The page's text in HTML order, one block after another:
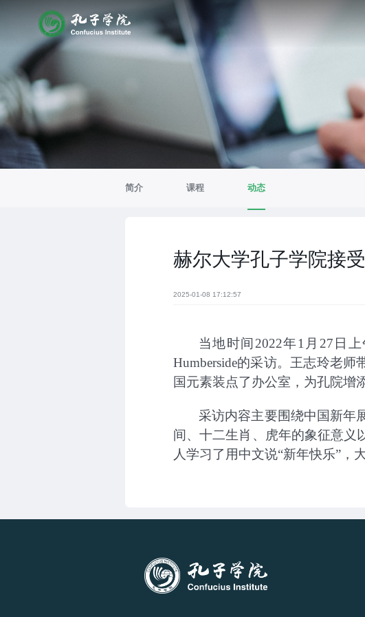
简介 课程 动态
赫尔大学孔子学院接
2025-01-08 17:12:57
当地时间2022年1月27日上
Humberside的采访。王志玲老
国元素装点了办公室，为孔院增
采访内容主要围绕中国新年
间、十二生肖、虎年的象征意义
人学习了用中文说“新年快乐”，